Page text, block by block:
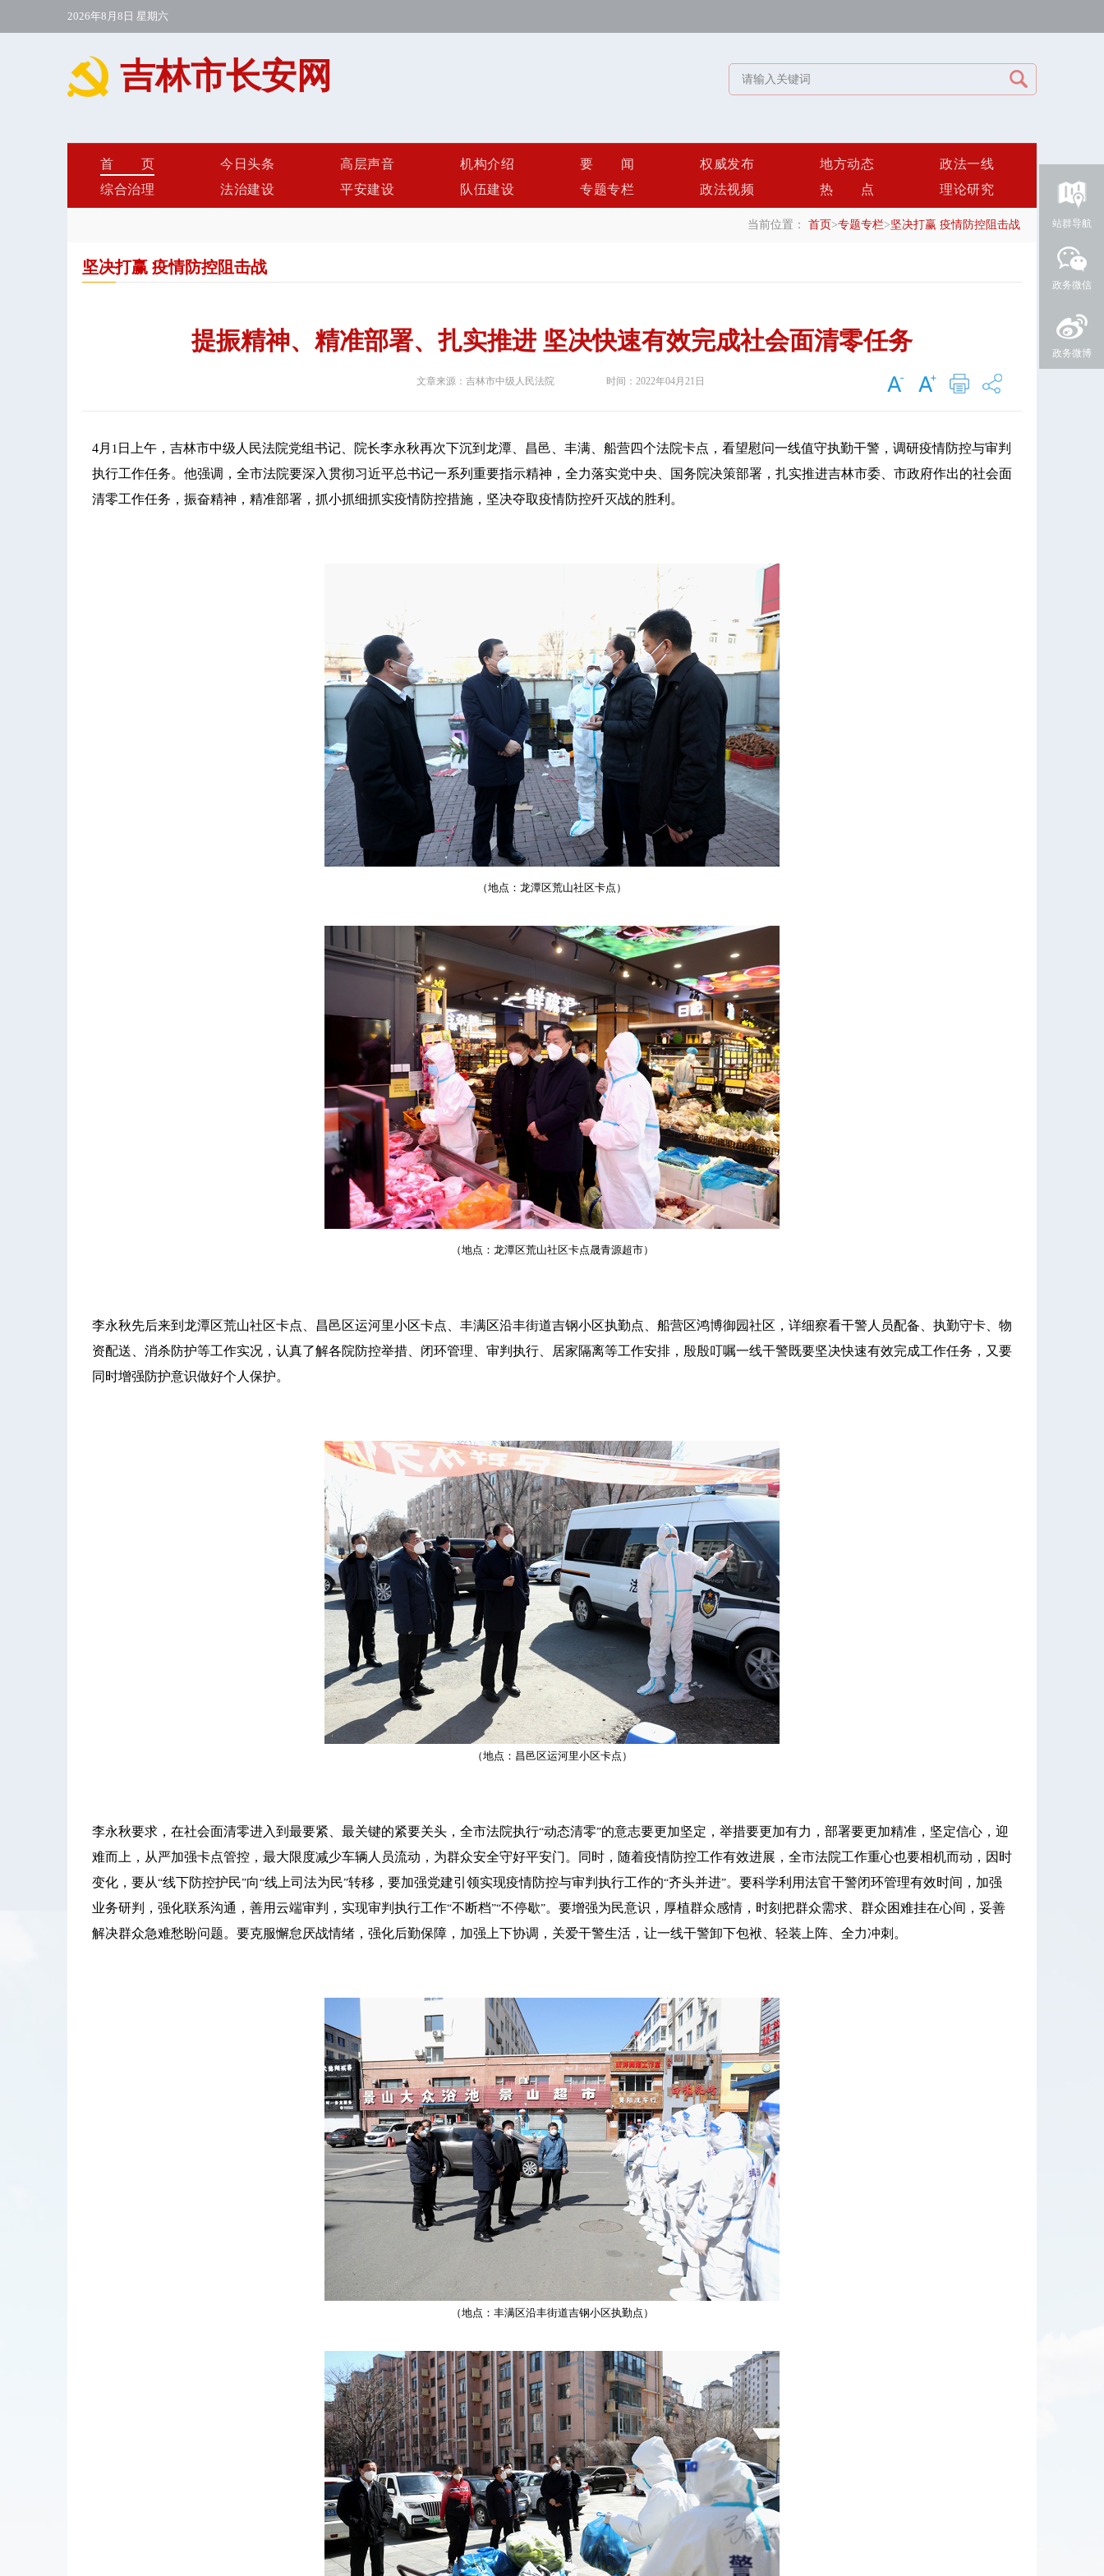
2026年8月8日 星期六
吉林市长安网
首页 今日头条 高层声音 机构介绍 要闻 权威发布 地方动态
政法一线
综合治理
法治建设 平安建设 队伍建设 专题专栏 政法视频 热点 理论研究
当前位置： 首页>专题专栏>坚决打赢 疫情防控阻击战
坚决打赢 疫情防控阻击战
提振精神、精准部署、扎实推进 坚决快速有效完成社会面清零任务
文章来源： 吉林市中级人民法院 时间： 2022年04月21日
4月 1 日上午，吉林市中级人民法院党组书记、院长李永秋再次下沉到龙潭、昌邑、丰满、船营四个法院卡点，看望慰问一线值守执勤干警，调研疫情防控与审判
执行工作任务。他强调，全市法院要深入贯彻习近平总书记一系列重要指示精神，全力落实党中央、国务院决策部署，扎实推进吉林市委、市政府作出的社会面
清零工作任务，振奋精神，精准部署，抓小抓细抓实疫情防控措施，坚决夺取疫情防控歼灭战的胜利。
（地点：龙潭区荒山社区卡点）
（地点：龙潭区荒山社区卡点晟青源超市）
李永秋先后来到龙潭区荒山社区卡点、昌邑区运河里小区卡点、丰满区沿丰街道吉钢小区执勤点、船营区鸿博御园社区，详细察看干警人员配备、执勤守卡、物
资配送、消杀防护等工作实况，认真了解各院防控举措、闭环管理、审判执行、居家隔离等工作安排，殷殷叮嘱一线干警既要坚决快速有效完成工作任务，又要
同时增强防护意识做好个人保护。
（地点：昌邑区运河里小区卡点）
李永秋要求，在社会面清零进入到最要紧、最关键的紧要关头，全市法院执行“动态清零”的意志要更加坚定，举措要更加有力，部署要更加精准，坚定信心，迎
难而上，从严加强卡点管控，最大限度减少车辆人员流动，为群众安全守好平安门。同时，随着疫情防控工作有效进展，全市法院工作重心也要相机而动，因时
变化，要从“线下防控护民”向“线上司法为民”转移，要加强党建引领实现疫情防控与审判执行工作的“齐头并进”。要科学利用法官干警闭环管理有效时间，加强
业务研判，强化联系沟通，善用云端审判，实现审判执行工作“不断档”“不停歇”。要增强为民意识，厚植群众感情，时刻把群众需求、群众困难挂在心间，妥善
解决群众急难愁盼问题。要克服懈怠厌战情绪，强化后勤保障，加强上下协调，关爱干警生活，让一线干警卸下包袱、轻装上阵、全力冲刺。
（地点：丰满区沿丰街道吉钢小区执勤点）
站群导航
政务微信
政务微博